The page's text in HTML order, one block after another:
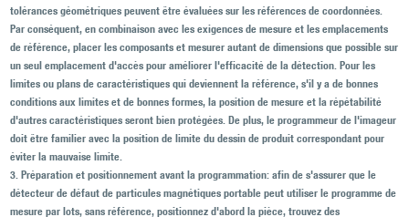
tolérances géométriques peuvent être évaluées sur les références de coordonnées.
Par conséquent, en combinaison avec les exigences de mesure et les emplacements
de référence, placer les composants et mesurer autant de dimensions que possible sur
un seul emplacement d'accès pour améliorer l'efficacité de la détection. Pour les
limites ou plans de caractéristiques qui deviennent la référence, s'il y a de bonnes
conditions aux limites et de bonnes formes, la position de mesure et la répétabilité
d'autres caractéristiques seront bien protégées. De plus, le programmeur de l'imageur
doit être familier avec la position de limite du dessin de produit correspondant pour
éviter la mauvaise limite.
3. Préparation et positionnement avant la programmation: afin de s'assurer que le
détecteur de défaut de particules magnétiques portable peut utiliser le programme de
mesure par lots, sans référence, positionnez d'abord la pièce, trouvez des